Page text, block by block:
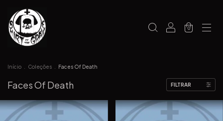
0
Início Coleções Faces Of Death
Faces Of Death FILTRAR